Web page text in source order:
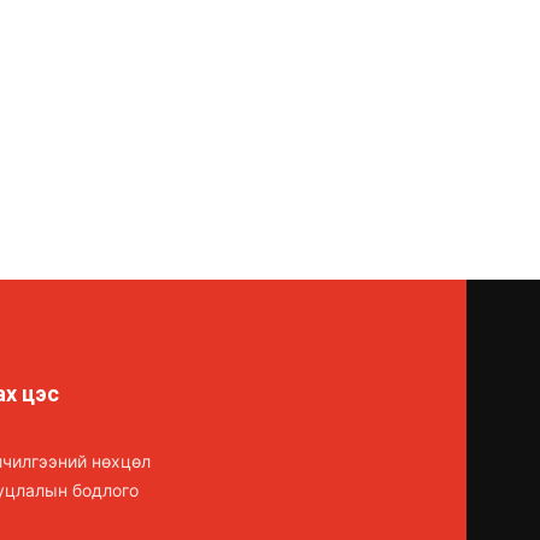
цэс
нөхцөл
бодлого